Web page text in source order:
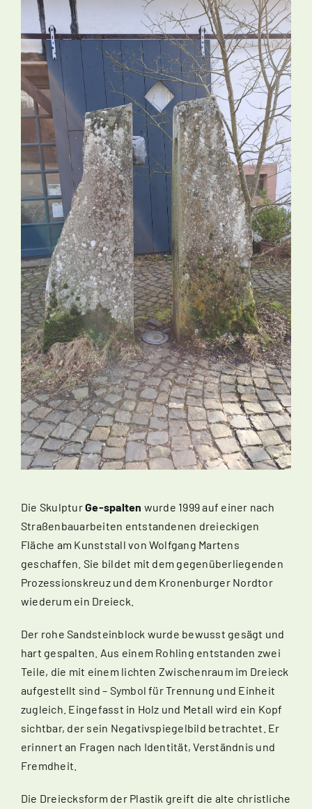
Die SkulpturGe-spalten wurde 1999 auf einer nach
Straßenbauarbeiten entstandenen dreieckigen
Fläche am Kunststall von Wolfgang Martens
geschaffen. Sie bildet mit dem gegenüberliegenden
Prozessionskreuz und dem Kronenburger Nordtor
wiederum ein Dreieck.
Der rohe Sandsteinblock wurde bewusst gesägt und
hart gespalten. Aus einem Rohling entstanden zwei
Teile, die mit einem lichten Zwischenraum im Dreieck
aufgestellt sind – Symbol für Trennung und Einheit
zugleich. Eingefasst in Holz und Metall wird ein Kopf
sichtbar, der sein Negativspiegelbild betrachtet. Er
erinnert an Fragen nach Identität, Verständnis und
Fremdheit.
Die Dreiecksform der Plastik greift die alte christliche